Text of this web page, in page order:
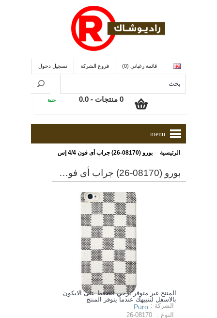
قائمة رغباتي (0) فروع الشركة تسجيل دخول
0 منتجات - 0.0 جنية
menu
الرئيسية بورو (08170-26) جراب أى فون 4/4 إس
بورو (08170-26) جراب أى فون 4/4 إس
المنتج غير متوفر يرجي الضغط على الايكون
بالاسفل لتنبيهك عندما يتوفر المنتج
الشركة : Puro
النوع :
26-08170